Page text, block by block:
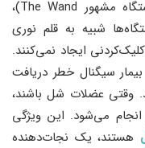
دستگاه‌های بی‌حسی دیجیتال (مانند دستگاه مشهور The Wand)،
شبیه به قلم نوری
ایجاد نمی‌کنند.
سیگنال خطر دریافت
وقتی عضلات شل باشند،
می‌شود. این ویژگی
هستند، یک نجات‌دهنده